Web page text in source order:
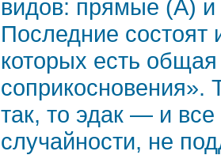
видов: прямые (А)
Последние состоят
которых есть
соприкосновения».
так, то эдак — и все
случайности, не